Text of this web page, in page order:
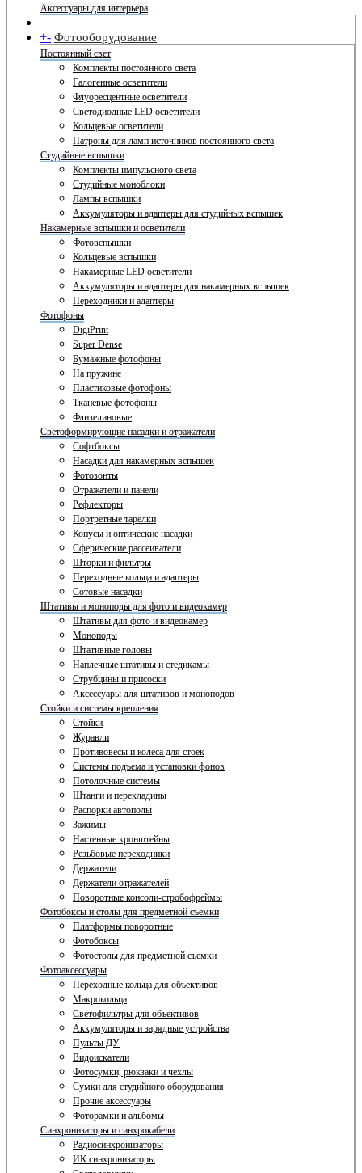
Аксессуары для интерьера
+- Фотооборудование
Постоянный свет
Комплекты постоянного света
Галогенные осветители
Флуоресцентные осветители
Светодиодные LED осветители
Кольцевые осветители
Патроны для ламп источников постоянного света
Студийные вспышки
Комплекты импульсного света
Студийные моноблоки
Лампы вспышки
Аккумуляторы и адаптеры для студийных вспышек
Накамерные вспышки и осветители
Фотовспышки
Кольцевые вспышки
Накамерные LED осветители
Аккумуляторы и адаптеры для накамерных вспышек
Переходники и адаптеры
Фотофоны
DigiPrint
Super Dense
Бумажные фотофоны
На пружине
Пластиковые фотофоны
Тканевые фотофоны
Флизелиновые
Светоформирующие насадки и отражатели
Софтбоксы
Насадки для накамерных вспышек
Фотозонты
Отражатели и панели
Рефлекторы
Портретные тарелки
Конусы и оптические насадки
Сферические рассеиватели
Шторки и фильтры
Переходные кольца и адаптеры
Сотовые насадки
Штативы и моноподы для фото и видеокамер
Штативы для фото и видеокамер
Моноподы
Штативные головы
Наплечные штативы и стедикамы
Струбцины и присоски
Аксессуары для штативов и моноподов
Стойки и системы крепления
Стойки
Журавли
Противовесы и колеса для стоек
Системы подъема и установки фонов
Потолочные системы
Штанги и перекладины
Распорки автополы
Зажимы
Настенные кронштейны
Резьбовые переходники
Держатели
Держатели отражателей
Поворотные консоли-стробофреймы
Фотобоксы и столы для предметной съемки
Платформы поворотные
Фотобоксы
Фотостолы для предметной съемки
Фотоаксессуары
Переходные кольца для объективов
Макрокольца
Светофильтры для объективов
Аккумуляторы и зарядные устройства
Пульты ДУ
Видоискатели
Фотосумки, рюкзаки и чехлы
Сумки для студийного оборудования
Прочие аксессуары
Фоторамки и альбомы
Синхронизаторы и синхрокабели
Радиосинхронизаторы
ИК синхронизаторы